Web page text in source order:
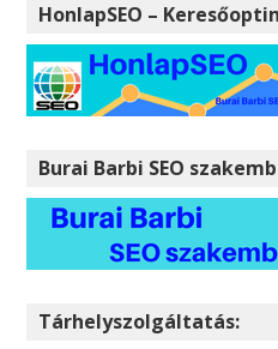
HonlapSEO –
Burai Barbi SEO
Tárhelyszolgáltatás: